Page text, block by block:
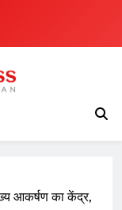
आकर्षण का केंद्र,